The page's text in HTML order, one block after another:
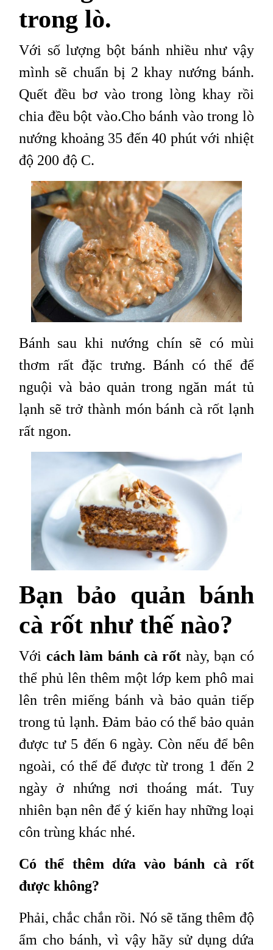
trong lò.
Với số lượng bột bánh nhiều như vậy
mình sẽ chuẩn bị 2 khay nướng bánh.
Quết đều bơ vào trong lòng khay rồi
chia đều bột vào.Cho bánh vào trong lò
nướng khoảng 35 đến 40 phút với nhiệt
độ 200 độ C.
Bánh sau khi nướng chín sẽ có mùi
thơm rất đặc trưng. Bánh có thể để
nguội và bảo quản trong ngăn mát tủ
lạnh sẽ trở thành món bánh cà rốt lạnh
rất ngon.
Bạn bảo quản bánh
cà rốt như thế nào?
Với cách làm bánh cà rốt này, bạn có
thể phủ lên thêm một lớp kem phô mai
lên trên miếng bánh và bảo quản tiếp
trong tủ lạnh. Đảm bảo có thể bảo quản
được tư 5 đến 6 ngày. Còn nếu để bên
ngoài, có thể để được từ trong 1 đến 2
ngày ở nhứng nơi thoáng mát. Tuy
nhiên bạn nên để ý kiến hay những loại
côn trùng khác nhé.
Có thể thêm dứa vào bánh cà rốt
được không?
Phải, chắc chắn rồi. Nó sẽ tăng thêm độ
ẩm cho bánh, vì vậy hãy sử dụng dứa